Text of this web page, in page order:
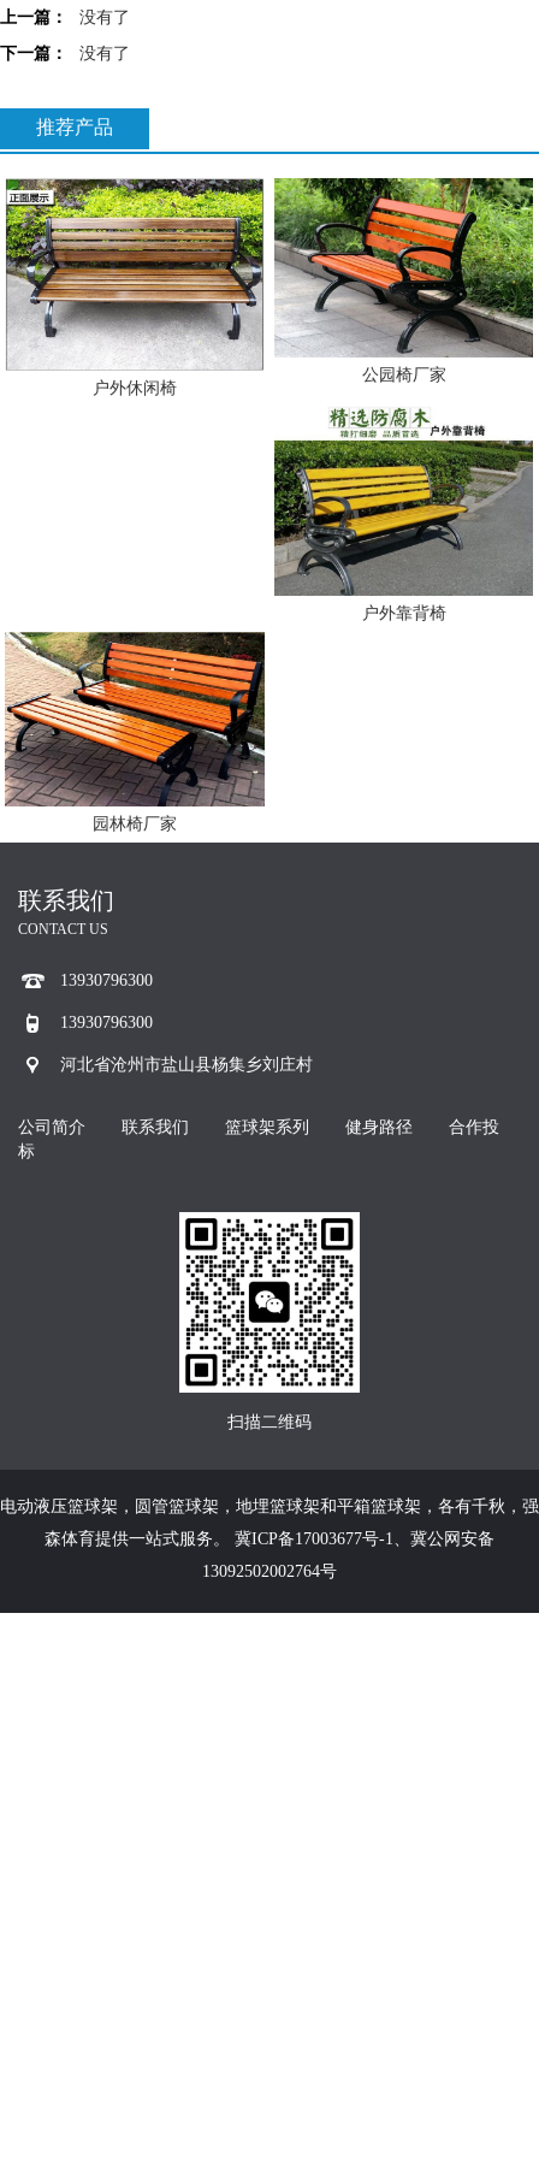
上一篇：
没有了
下一篇：
没有了
推荐产品
户外休闲椅
公园椅厂家
户外靠背椅
园林椅厂家
联系我们
CONTACT US
13930796300
13930796300
河北省沧州市盐山县杨集乡刘庄村
公司简介 联系我们 篮球架系列 健身路径
合作投
标
扫描二维码
电动液压篮球架 ， 圆管篮球架 ， 地埋篮球架和平箱篮球架 ，各有千秋，强
森体育提供一站式服务。 冀ICP备17003677号-1、 冀公网安备
13092502002764号